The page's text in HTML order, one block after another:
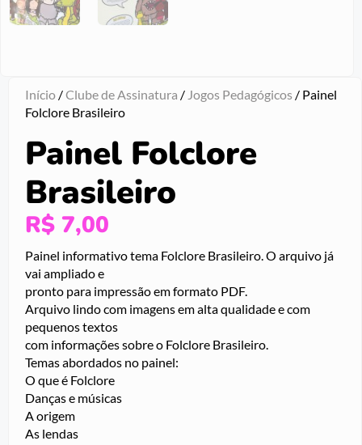
Início /Clube de Assinatura / Jogos Pedagógicos / Painel
Folclore Brasileiro
Painel Folclore
Brasileiro
R$ 7,00
Painel informativo tema Folclore Brasileiro. O arquivo já
vai ampliado e
pronto para impressão em formato PDF.
Arquivo lindo com imagens em alta qualidade e com
pequenos textos
com informações sobre o Folclore Brasileiro.
Temas abordados no painel:
O que é Folclore
Danças e músicas
A origem
As lendas